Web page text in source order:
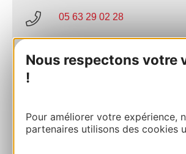
Nous respectons votre
!
Pour améliorer votre expérience,
partenaires utilisons des cookies
05 63 29 02 28
E-mail
AJOUTER